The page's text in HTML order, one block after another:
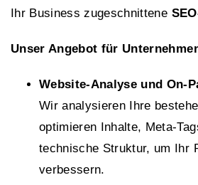
Ihr Business zugeschnittene
Unser Angebot für
Website-Analyse und On-
Wir analysieren Ihre
optimieren Inhalte, Meta-
technische Struktur, um Ihr
verbessern.